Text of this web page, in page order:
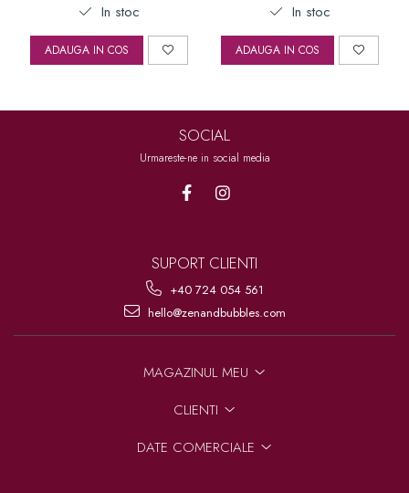
In stoc
ADAUGA IN COS
In stoc
ADAUGA IN COS
SOCIAL
Urmareste-ne in social media
SUPORT CLIENTI
+40 724 054 561
hello@zenandbubbles.com
MAGAZINUL MEU
CLIENTI
DATE COMERCIALE